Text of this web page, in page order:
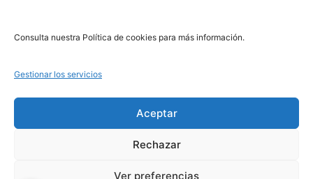
Consulta nuestra Política de cookies para más información.
Gestionar los servicios
Aceptar
Rechazar
Ver preferencias
Noticias
Legal
Aviso Legal
Política de Cookies